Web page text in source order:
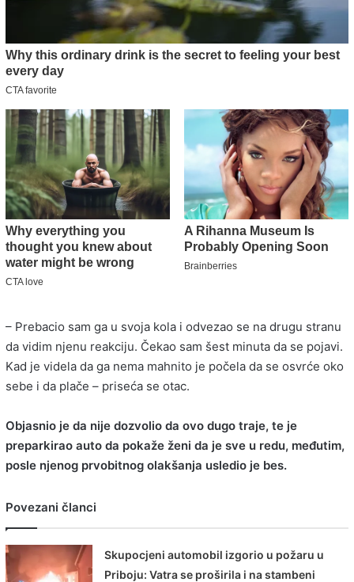
– Prebacio sam ga u svoja kola i odvezao se na drugu stranu
da vidim njenu reakciju. Čekao sam šest minuta da se pojavi.
Kad je videla da ga nema mahnito je počela da se osvrće oko
sebe i da plače – priseća se otac.
Objasnio je da nije dozvolio da ovo dugo traje, te je
preparkirao auto da pokaže ženi da je sve u redu, međutim,
posle njenog prvobitnog olakšanja usledio je bes.
Povezani članci
Skupocjeni automobil izgorio u požaru u
Priboju: Vatra se proširila i na stambeni